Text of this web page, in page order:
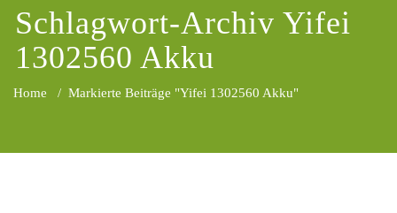
Schlagwort-Archiv Yifei
1302560 Akku
Home / Markierte Beiträge "Yifei 1302560 Akku"